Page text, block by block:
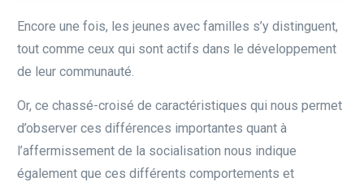
Encore une fois, les jeunes avec familles s’y distinguent,
tout comme ceux qui sont actifs dans le développement
de leur communauté.
Or, ce chassé-croisé de caractéristiques qui nous permet
d’observer ces différences importantes quant à
l’affermissement de la socialisation nous indique
également que ces différents comportements et